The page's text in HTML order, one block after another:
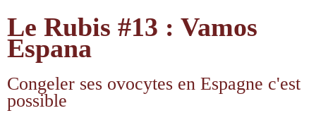
Le Rubis #13 : Vamos
Espana
Congeler ses ovocytes en Espagne c'est
possible